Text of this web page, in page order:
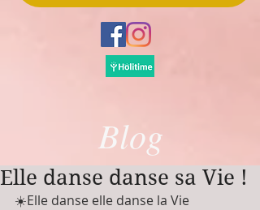
Blog
Elle danse danse sa Vie !
☀️Elle danse elle danse la Vie